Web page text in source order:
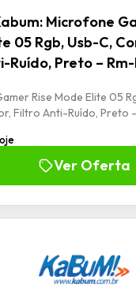
Microfone
05 Rgb, Usb-C,
Ruído, Preto –
Rise Mode Elite 05
Filtro Anti-Ruído, Preto
Ver Oferta